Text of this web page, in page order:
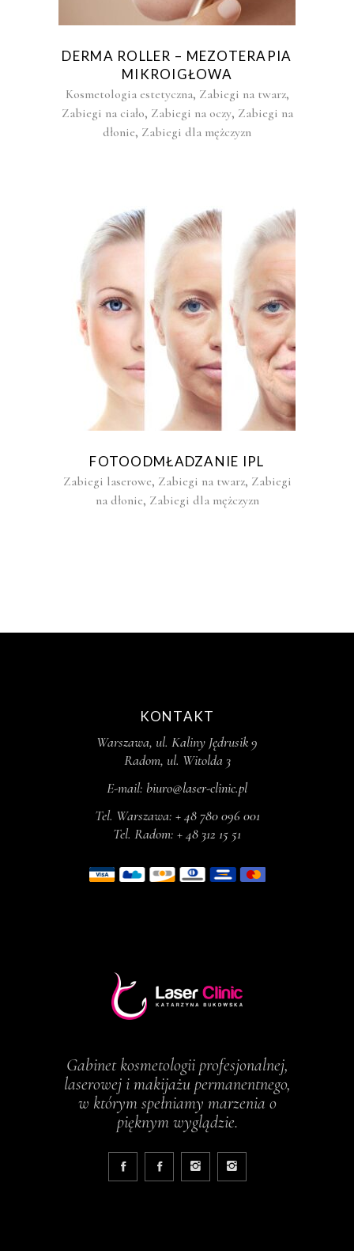
DERMA ROLLER – MEZOTERAPIA
MIKROIGŁOWA
Kosmetologia estetyczna, Zabiegi na twarz,
Zabiegi na ciało, Zabiegi na oczy, Zabiegi na
dłonie, Zabiegi dla mężczyzn
FOTOODMŁADZANIE IPL
Zabiegi laserowe, Zabiegi na twarz, Zabiegi
na dłonie, Zabiegi dla mężczyzn
KONTAKT
Warszawa, ul. Kaliny Jędrusik 9
Radom, ul. Witolda 3
E-mail: biuro@laser-clinic.pl
Tel. Warszawa: + 48 780 096 001
Tel. Radom: + 48 312 15 51
Gabinet kosmetologii profesjonalnej,
laserowej i makijażu permanentnego,
w którym spełniamy marzenia o
pięknym wyglądzie.